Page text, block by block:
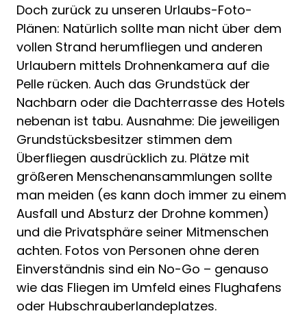
Doch zurück zu unseren Urlaubs-Foto-
Plänen: Natürlich sollte man nicht über dem
vollen Strand herumfliegen und anderen
Urlaubern mittels Drohnenkamera auf die
Pelle rücken. Auch das Grundstück der
Nachbarn oder die Dachterrasse des Hotels
nebenan ist tabu. Ausnahme: Die jeweiligen
Grundstücksbesitzer stimmen dem
Überfliegen ausdrücklich zu. Plätze mit
größeren Menschenansammlungen sollte
man meiden (es kann doch immer zu einem
Ausfall und Absturz der Drohne kommen)
und die Privatsphäre seiner Mitmenschen
achten. Fotos von Personen ohne deren
Einverständnis sind ein No-Go – genauso
wie das Fliegen im Umfeld eines Flughafens
oder Hubschrauberlandeplatzes.